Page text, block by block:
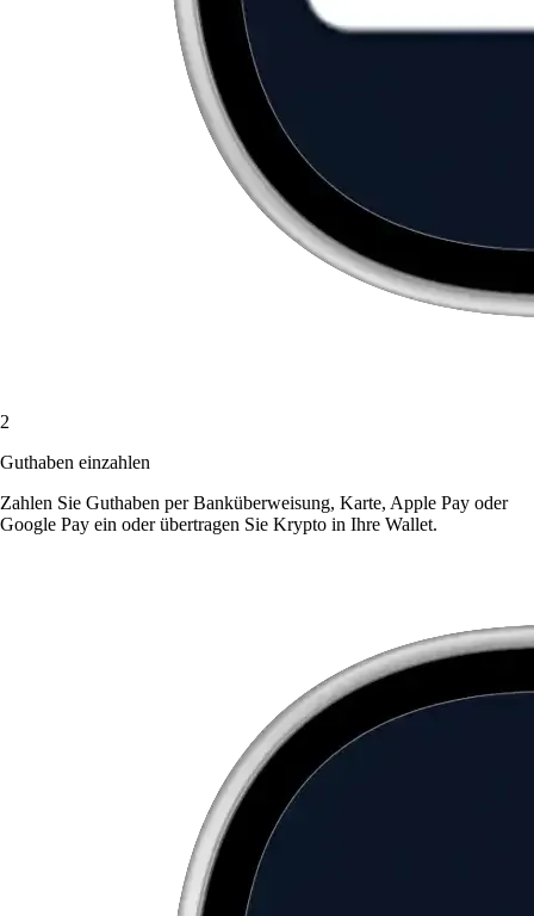
2
Guthaben einzahlen
Zahlen Sie Guthaben per Banküberweisung, Karte, Apple Pay oder
Google Pay ein oder übertragen Sie Krypto in Ihre Wallet.